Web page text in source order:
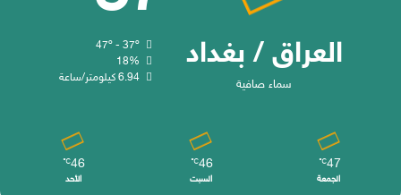
العراق / بغداد
سماء صافية
47º - 37º
18%
6.94 كيلومتر/ساعة
47
℃
الجمعة
46
℃
السبت
46
℃
الأحد